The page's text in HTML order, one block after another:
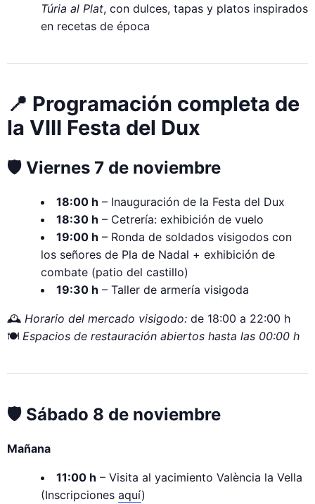
Túria al Plat, con dulces, tapas y platos inspirados
en recetas de época
📍 Programación completa de
la VIII Festa del Dux
🛡️ Viernes 7 de noviembre
18:00 h – Inauguración de la Festa del Dux
18:30 h – Cetrería: exhibición de vuelo
19:00 h – Ronda de soldados visigodos con
los señores de Pla de Nadal + exhibición de
combate (patio del castillo)
19:30 h – Taller de armería visigoda
🕰️ Horario del mercado visigodo: de 18:00 a 22:00 h
🍽️ Espacios de restauración abiertos hasta las 00:00 h
🛡️ Sábado 8 de noviembre
Mañana
11:00 h – Visita al yacimiento València la Vella
(Inscripciones aquí)